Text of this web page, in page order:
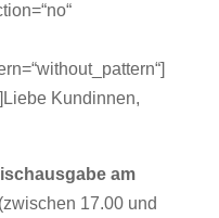
Kundinnen,
am
17.00 und